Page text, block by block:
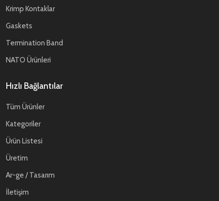
Krimp Kontaklar
Gaskets
Termination Band
NATO Ürünleri
Hızlı Bağlantılar
Tüm Ürünler
Kategoriler
Ürün Listesi
Üretim
Ar-ge / Tasarım
İletişim